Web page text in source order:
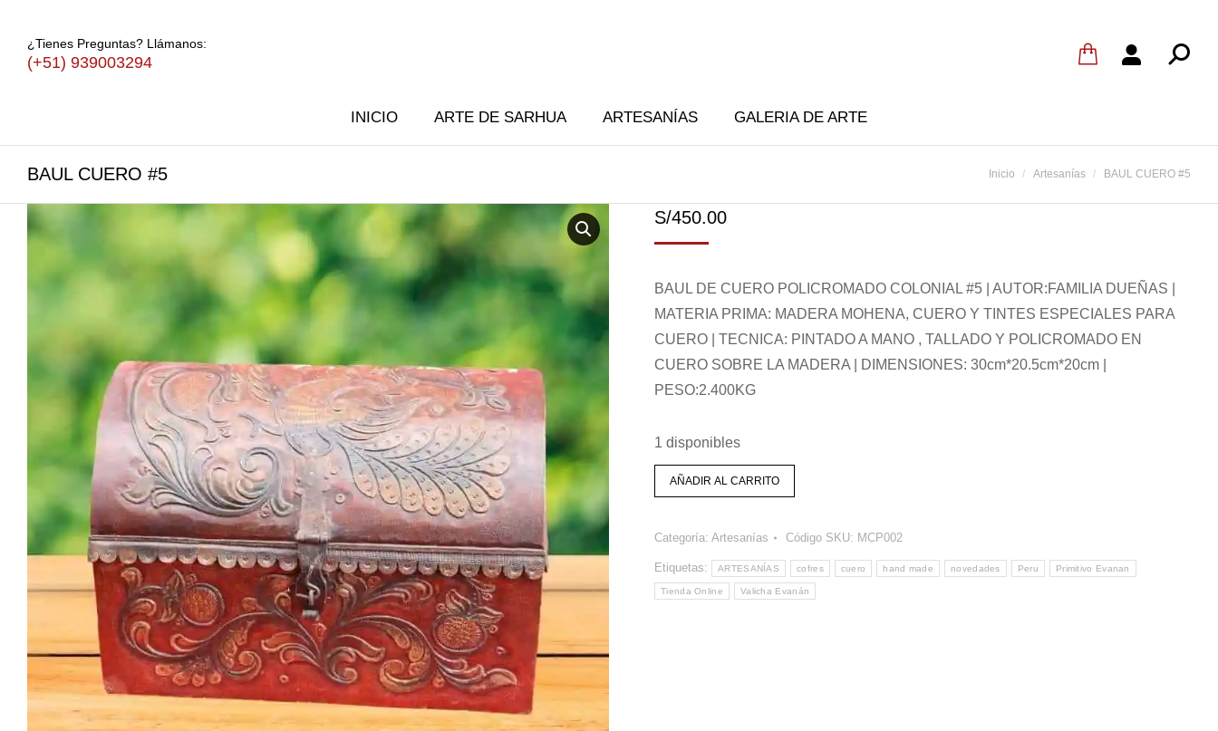
¿Tienes Preguntas? Llámanos:
(+51) 939003294
INICIO ARTE DE SARHUA ARTESANÍAS GALERIA DE ARTE
BAUL CUERO #5 Estás aquí:
Inicio Artesanías BAUL CUERO #5
S/450.00
BAUL DE CUERO POLICROMADO COLONIAL #5 | AUTOR:FAMILIA DUEÑAS |
MATERIA PRIMA: MADERA MOHENA, CUERO Y TINTES ESPECIALES PARA
CUERO | TECNICA: PINTADO A MANO , TALLADO Y POLICROMADO EN
CUERO SOBRE LA MADERA | DIMENSIONES: 30cm*20.5cm*20cm |
PESO:2.400KG
1 disponibles
AÑADIR AL CARRITO
Categoría: Artesanías Código SKU: MCP002
Etiquetas: ARTESANÍAS cofres cuero hand made novedades Peru Primitivo Evanan
Tienda Online Valicha Evanán